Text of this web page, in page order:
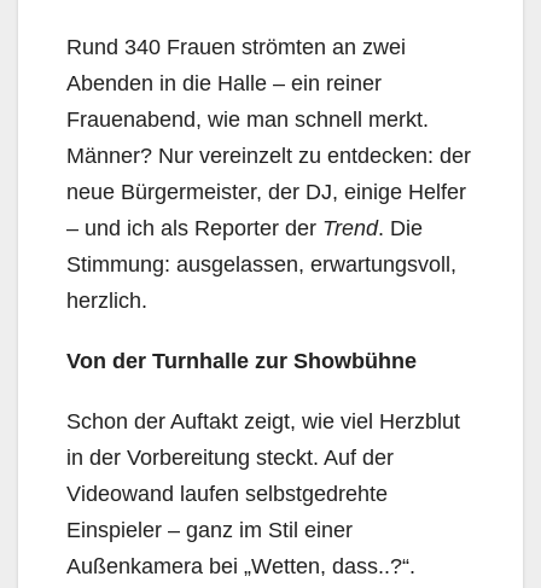
Rund 340 Frauen strömten an zwei
Abenden in die Halle – ein reiner
Frauenabend, wie man schnell merkt.
Männer? Nur vereinzelt zu entdecken: der
neue Bürgermeister, der DJ, einige Helfer
– und ich als Reporter der Trend. Die
Stimmung: ausgelassen, erwartungsvoll,
herzlich.
Von der Turnhalle zur Showbühne
Schon der Auftakt zeigt, wie viel Herzblut
in der Vorbereitung steckt. Auf der
Videowand laufen selbstgedrehte
Einspieler – ganz im Stil einer
Außenkamera bei „Wetten, dass..?“.